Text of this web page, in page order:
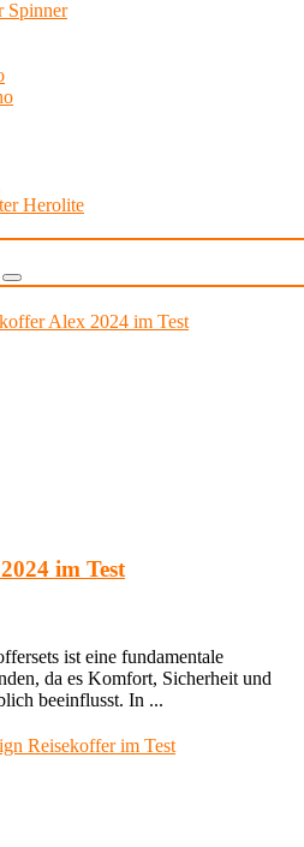
Spinner
Herolite
im Test
ist eine fundamentale
da es Komfort, Sicherheit und
beeinflusst. In ...